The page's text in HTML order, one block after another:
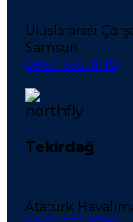
Uluslararası
Samsun
0850 532 1919
Tekirdağ
Atatürk